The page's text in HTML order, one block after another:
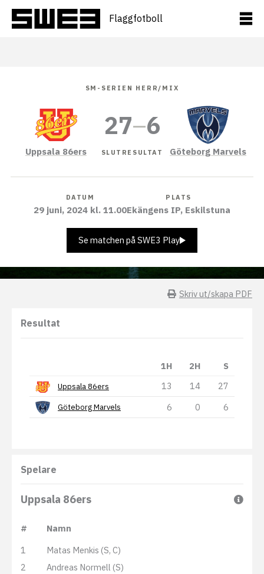
innehåll
Flaggfotboll
SM-SERIEN HERR/MIX
Uppsala 86ers
27–6
SLUTRESULTAT Göteborg Marvels
DATUM
29 juni, 2024 kl. 11.00
PLATS
Ekängens IP, Eskilstuna
Se matchen på SWE3 Play
Skriv ut/skapa PDF
Resultat
1H 2H S
Uppsala 86ers 13 14 27
Göteborg Marvels 6 0 6
Spelare
Uppsala 86ers
#
Namn
1
Matas Menkis (S, C)
2
Andreas Normell (S)